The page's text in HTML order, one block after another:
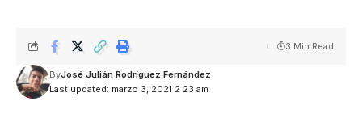
Last updated: marzo 3, 2021 2:23 am
ByJosé Julián Rodríguez Fernández
3 Min Read